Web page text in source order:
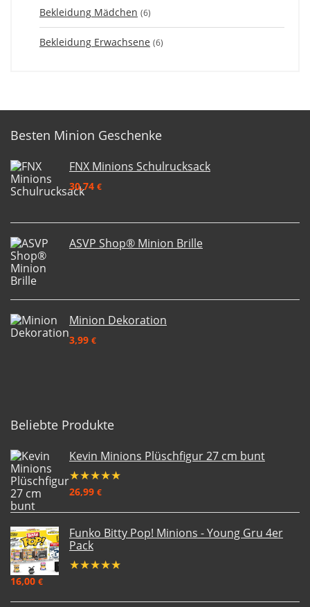
Bekleidung Mädchen (6)
Bekleidung Erwachsene (6)
Besten Minion Geschenke
FNX Minions Schulrucksack
30,74 €
ASVP Shop® Minion Brille
Minion Dekoration
3,99 €
Beliebte Produkte
Kevin Minions Plüschfigur 27 cm bunt
★★★★★
26,99 €
Funko Bitty Pop! Minions - Young Gru 4er
Pack
★★★★★
16,00 €